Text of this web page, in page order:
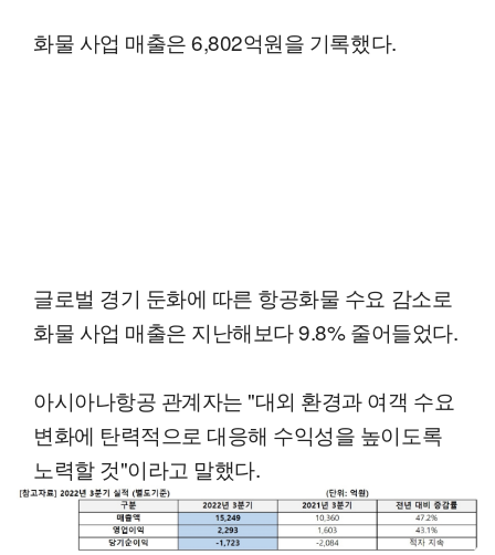
화물 사업 매출은 6,802억원을 기록했다.
글로벌 경기 둔화에 따른 항공화물 수요 감소로
화물 사업 매출은 지난해보다 9.8% 줄어들었다.
아시아나항공 관계자는 "대외 환경과 여객 수요
변화에 탄력적으로 대응해 수익성을 높이도록
노력할 것"이라고 말했다.